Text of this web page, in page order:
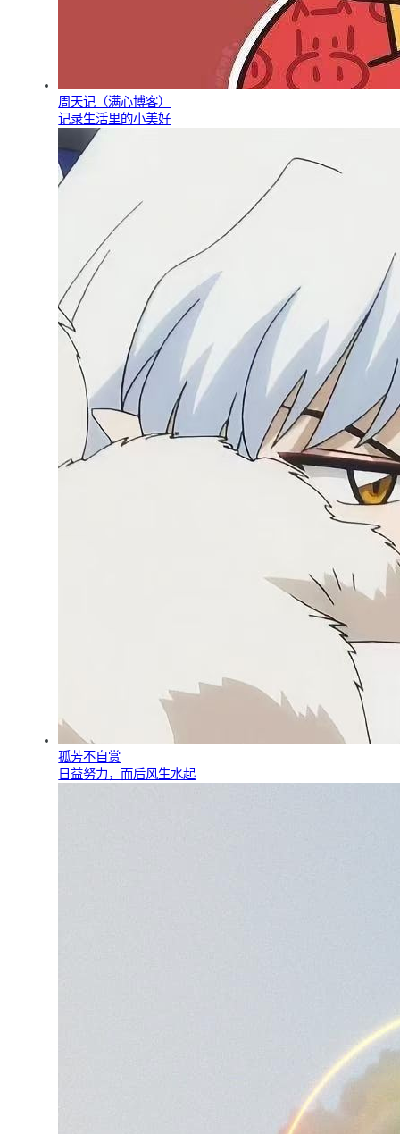
周天记（满心博客）
记录生活里的小美好
孤芳不自赏
日益努力，而后风生水起